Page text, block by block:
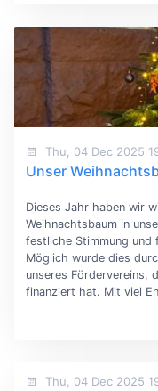
Thu, 04 Dec 2025
Unser
Dieses Jahr haben wir
Weihnachtsbaum in
festliche Stimmung und
Möglich wurde dies
unseres Fördervereins,
finanziert hat. Mit viel
Thu, 04 Dec 2025